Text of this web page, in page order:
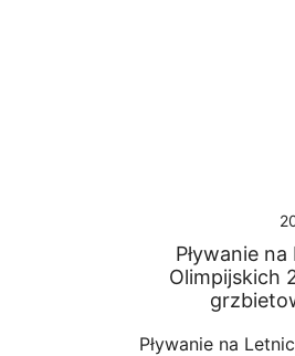
Pływanie
Olimpijskich
Pływanie na